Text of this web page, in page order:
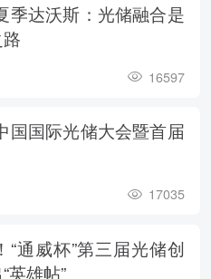
季达沃斯：光储融合是
16597
国国际光储大会暨首届
17035
通威杯”第三届光储创
英雄帖”